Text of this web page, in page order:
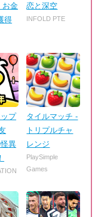
お金
得
恋と深空
INFOLD PTE
プ
異
タイルマッチ -
トリプルチャ
レンジ
PlaySimple
Games